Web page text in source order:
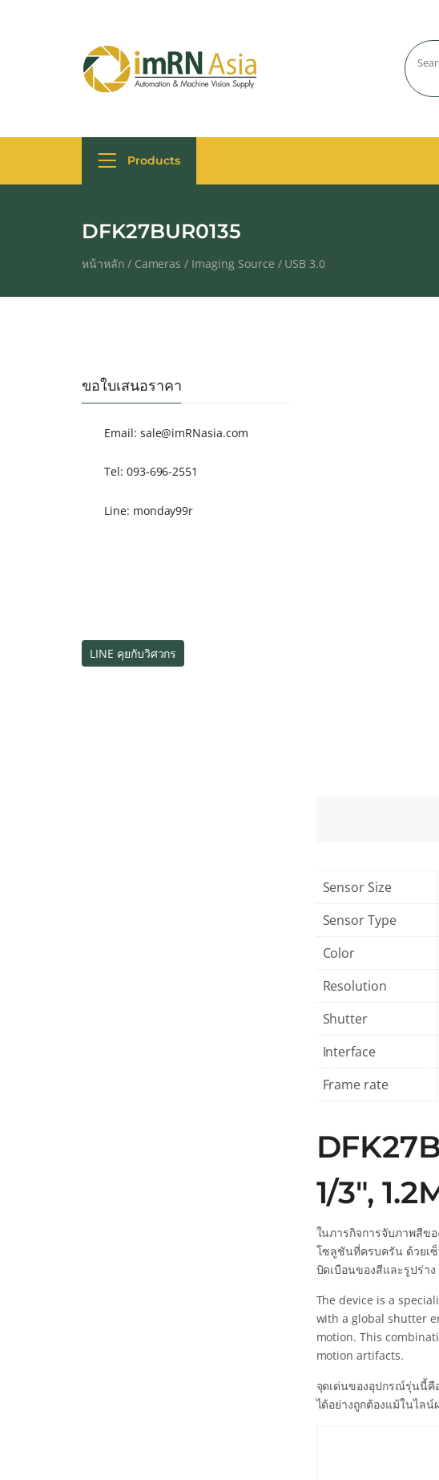
Products
DFK27BUR0135
หน้าหลัก/ Cameras / Imaging Source / USB 3.0
ขอใบเสนอราคา
Email: sale@imRNasia.com
Tel: 093-696-2551
Line: monday99r
LINE คุยกับวิศวกร
Sensor Size
Sensor Type
Color
Resolution
Shutter
Interface
Frame rate
1/3″,
ในภารกิจการจับภาพสีข
โซลูชันที่ครบครัน ด้วยเซ็
บิดเบือนของสีและรูปร่าง
The device is a
with a global shutter
motion. This
motion artifacts.
จุดเด่นของอุปกรณ์รุ่นนี้คื
ได้อย่างถูกต้องแม้ในไล